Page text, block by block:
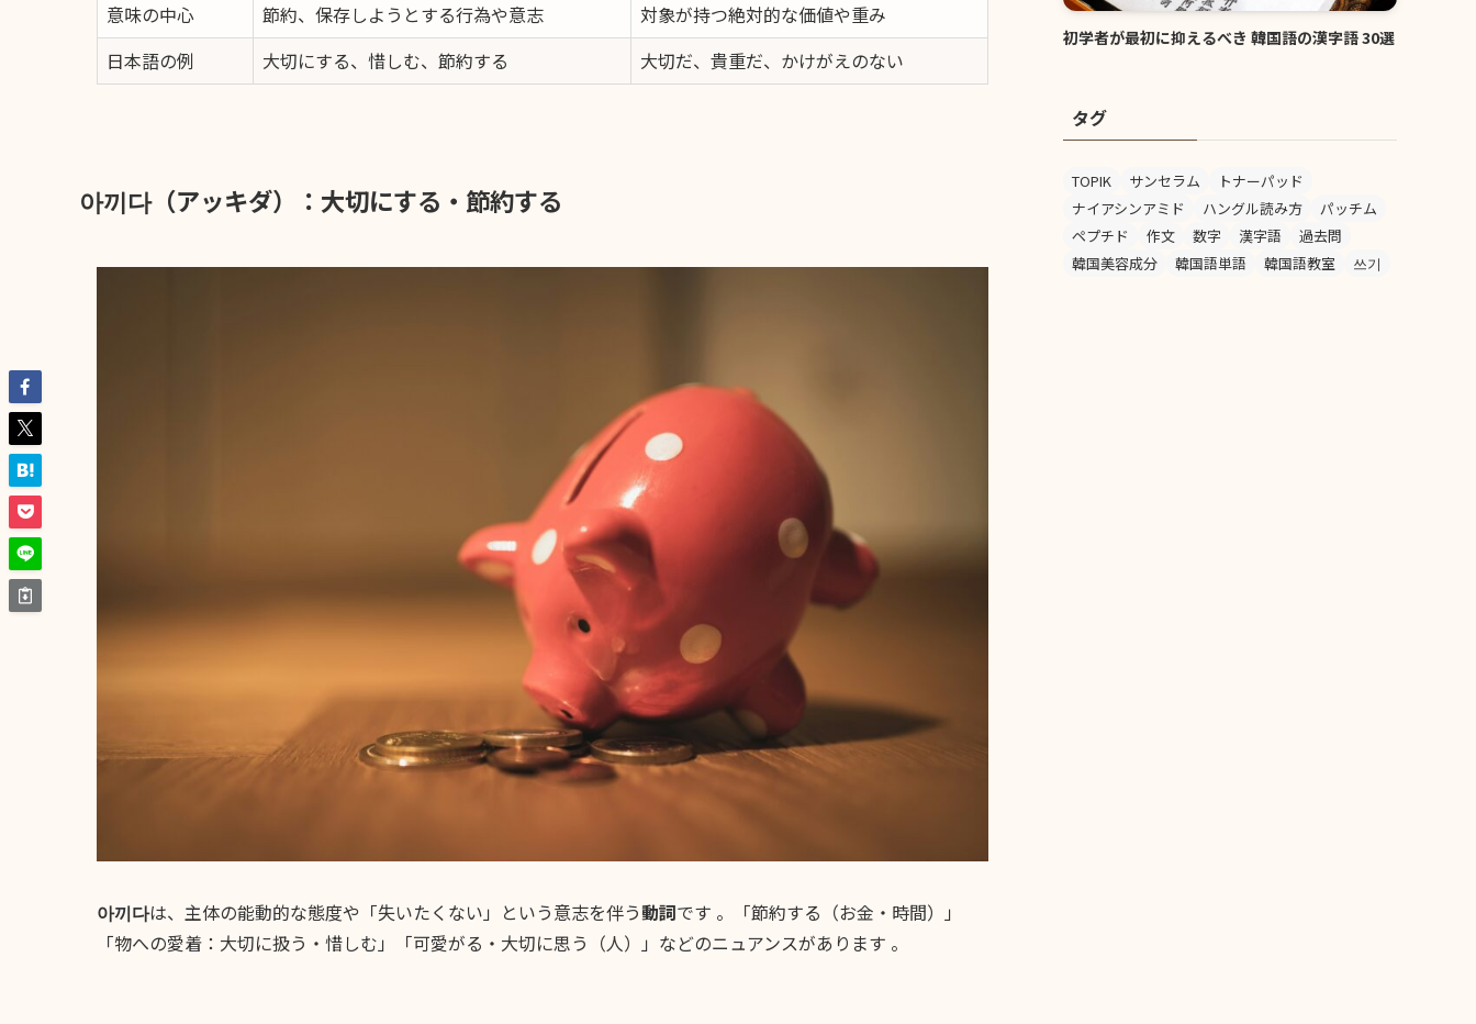
意味の中心
節約、保存しようとする行為や意志
対象が持つ絶対的な価値や重み
日本語の例
大切にする、惜しむ、節約する 大切だ、貴重だ、かけがえのない
아끼다（アッキダ）：大切にする・節約する
아끼다は、主体の能動的な態度や「失いたくない」という意志を伴う動詞です 。「節約する（お金・時間）」
「物への愛着：大切に扱う・惜しむ」「可愛がる・大切に思う（人）」などのニュアンスがあります 。
初学者が最初に抑えるべき 韓国語の漢字語 30選
タグ
TOPIK サンセラム
トナーパッド
ナイアシンアミド
ハングル読み方
パッチム
ペプチド
作文 数字 漢字語
過去問
韓国美容成分
韓国語単語 韓国語教室 쓰기